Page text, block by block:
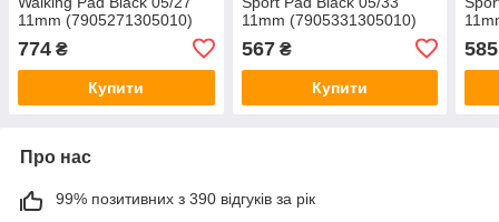
11mm (7905271305010)
774 ₴
Купити
11mm (7905331305010)
567₴
Купити
585
Про нас
99% позитивних з 390 відгуків за рік